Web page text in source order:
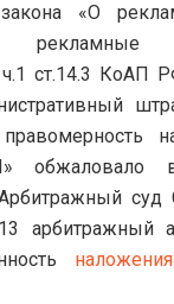
«О
рекламные
ч.1 ст.14.3 КоАП
обжаловало
суд
арбитражный